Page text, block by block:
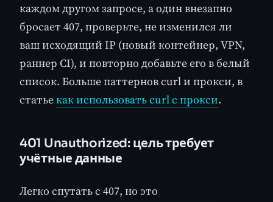
каждом другом запросе, а один внезапно
бросает 407, проверьте, не изменился ли
ваш исходящий IP (новый контейнер, VPN,
раннер CI), и повторно добавьте его в белый
список. Больше паттернов curl и прокси, в
статьекак использовать curl с прокси.
401 Unauthorized: цель требует
учётные данные
Легко спутать с 407, но это